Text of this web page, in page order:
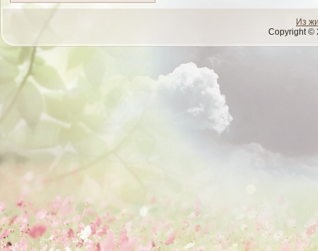
Из
Copyright ©